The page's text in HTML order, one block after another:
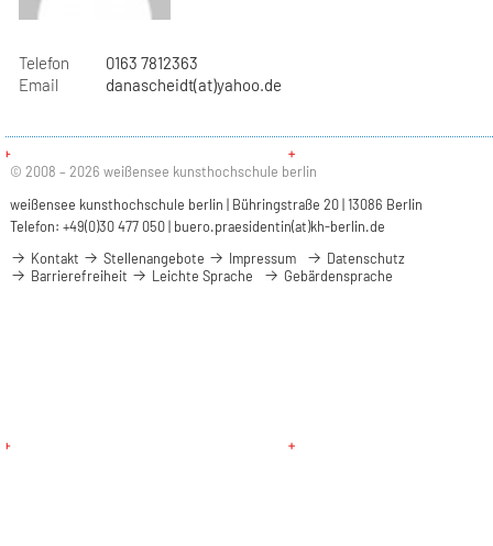
Telefon
0163 7812363
Email
danascheidt(at)yahoo.de
© 2008 – 2026 weißensee kunsthochschule berlin
weißensee kunsthochschule berlin | Bühringstraße 20 | 13086 Berlin
Telefon: +49(0)30 477 050 | buero.praesidentin(at)kh-berlin.de
Kontakt
Stellenangebote Impressum
Datenschutz
Barrierefreiheit
Leichte Sprache Gebärdensprache